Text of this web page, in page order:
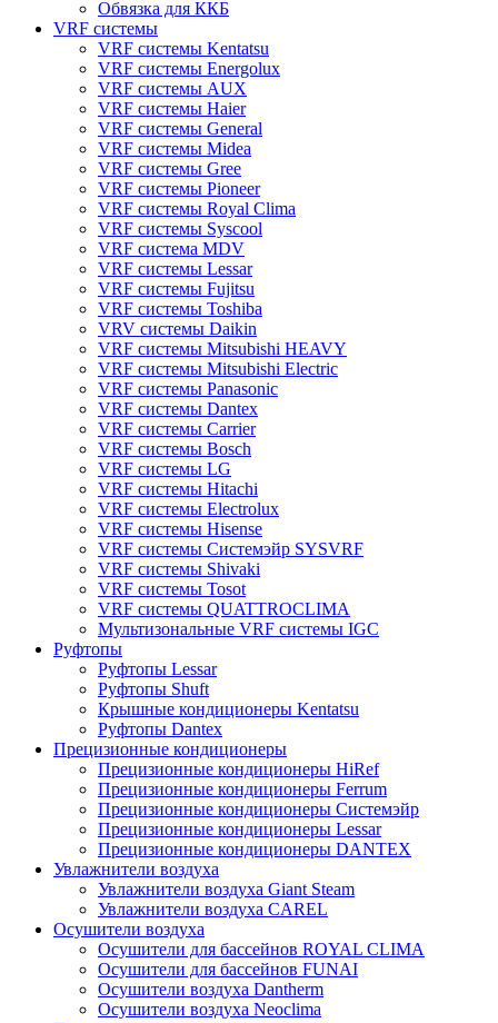
Обвязка для ККБ
VRF системы
VRF системы Kentatsu
VRF системы Energolux
VRF системы AUX
VRF системы Haier
VRF системы General
VRF системы Midea
VRF системы Gree
VRF системы Pioneer
VRF системы Royal Clima
VRF системы Syscool
VRF система MDV
VRF системы Lessar
VRF системы Fujitsu
VRF системы Toshiba
VRV системы Daikin
VRF системы Mitsubishi HEAVY
VRF системы Mitsubishi Electric
VRF системы Panasonic
VRF системы Dantex
VRF системы Carrier
VRF системы Bosch
VRF системы LG
VRF системы Hitachi
VRF системы Electrolux
VRF системы Hisense
VRF системы Системэйр SYSVRF
VRF системы Shivaki
VRF системы Tosot
VRF системы QUATTROCLIMA
Мультизональные VRF системы IGC
Руфтопы
Руфтопы Lessar
Руфтопы Shuft
Крышные кондиционеры Kentatsu
Руфтопы Dantex
Прецизионные кондиционеры
Прецизионные кондиционеры HiRef
Прецизионные кондиционеры Ferrum
Прецизионные кондиционеры Системэйр
Прецизионные кондиционеры Lessar
Прецизионные кондиционеры DANTEX
Увлажнители воздуха
Увлажнители воздуха Giant Steam
Увлажнители воздуха CAREL
Осушители воздуха
Осушители для бассейнов ROYAL CLIMA
Осушители для бассейнов FUNAI
Осушители воздуха Dantherm
Осушители воздуха Neoclima